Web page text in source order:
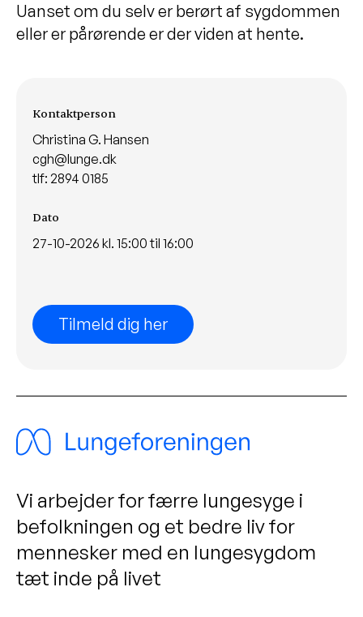
Uanset om du selv er berørt af sygdommen
eller er pårørende er der viden at hente.
Arrangementsinformationer
Kontaktperson
Christina G. Hansen
cgh@lunge.dk
tlf: 2894 0185
Dato
27-10-2026 kl. 15:00 til 16:00
Tilmeld dig her
Vi arbejder for færre lungesyge i
befolkningen og et bedre liv for
mennesker med en lungesygdom
tæt inde på livet